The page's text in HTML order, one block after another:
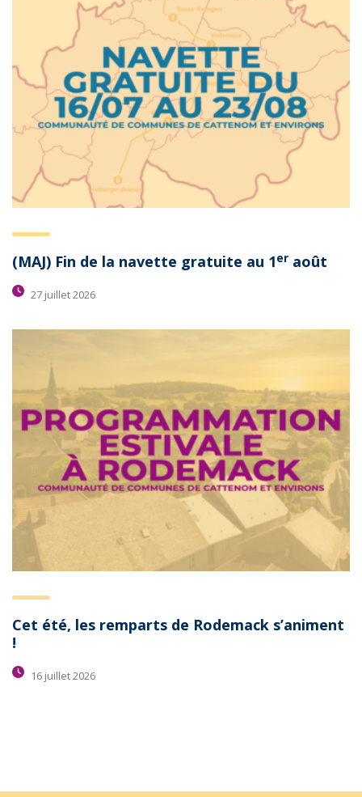
(MAJ) Fin de la navette gratuite au 1er août
27 juillet 2026
Cet été, les remparts de Rodemack s’animent
!
16 juillet 2026